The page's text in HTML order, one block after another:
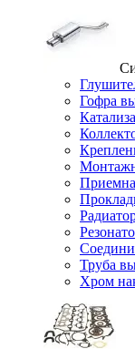
Гофра
Труба
Хром